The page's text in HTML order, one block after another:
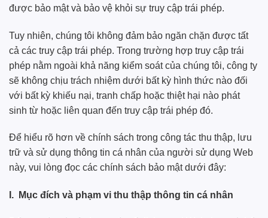
được bảo mật và bảo vệ khỏi sự truy cập trái phép.
Tuy nhiên, chúng tôi không đảm bảo ngăn chặn được tất
cả các truy cập trái phép. Trong trường hợp truy cập trái
phép nằm ngoài khả năng kiểm soát của chúng tôi, công ty
sẽ không chịu trách nhiệm dưới bất kỳ hình thức nào đối
với bất kỳ khiếu nại, tranh chấp hoặc thiệt hại nào phát
sinh từ hoặc liên quan đến truy cập trái phép đó.
Để hiểu rõ hơn về chính sách trong công tác thu thập, lưu
trữ và sử dụng thông tin cá nhân của người sử dụng Web
này, vui lòng đọc các chính sách bảo mật dưới đây:
I. Mục đích và phạm vi thu thập thông tin cá nhân